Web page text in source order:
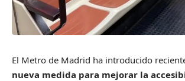
El Metro de Madrid ha introducido
nueva medida para mejorar la